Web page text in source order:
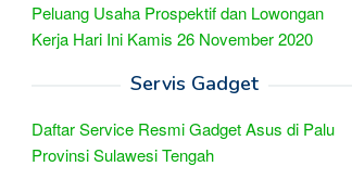
Peluang Usaha Prospektif dan Lowongan
Kerja Hari Ini Kamis 26 November 2020
Servis Gadget
Daftar Service Resmi Gadget Asus di Palu
Provinsi Sulawesi Tengah